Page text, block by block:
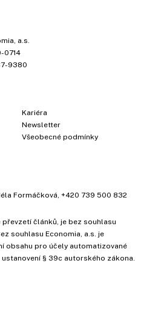
a.s.
0714
9380
Kariéra
Newsletter
Všeobecné podmínky
Formáčková, +420 739 500 832
článků, je bez souhlasu
souhlasu Economia, a.s. je
obsahu pro účely automatizované
§ 39c autorského zákona.